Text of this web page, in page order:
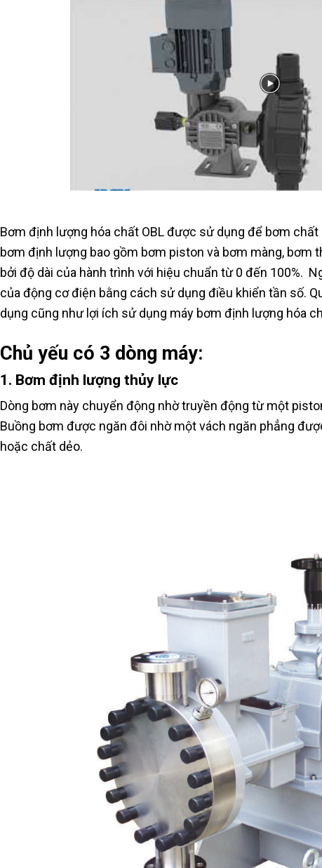
Bơm định lượng hóa chất OBL được sử dụng để bơm
bơm định lượng bao gồm bơm piston và bơm màng,
bởi độ dài của hành trình với hiệu chuẩn từ 0 đến 100%.
của động cơ điện bằng cách sử dụng điều khiển tần số.
dụng cũng như lợi ích sử dụng máy bơm định lượng hóa
Chủ yếu có 3 dòng máy:
1. Bơm định lượng thủy lực
Dòng bơm này chuyển động nhờ truyền động từ một
Buồng bơm được ngăn đôi nhờ một vách ngăn phẳng
hoặc chất dẻo.